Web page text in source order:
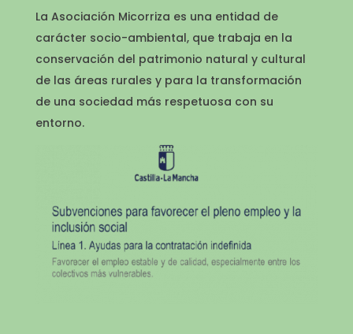
La Asociación Micorriza es una entidad de
carácter socio-ambiental, que trabaja en la
conservación del patrimonio natural y cultural
de las áreas rurales y para la transformación
de una sociedad más respetuosa con su
entorno.